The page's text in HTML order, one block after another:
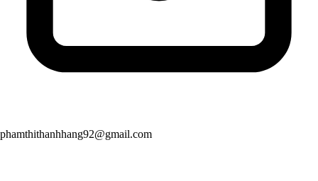
phamthithanhhang92@gmail.com